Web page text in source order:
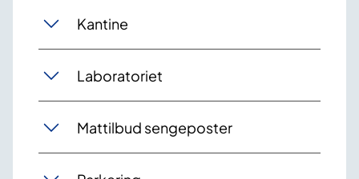
Kantine
Laboratoriet
Mattilbud sengeposter